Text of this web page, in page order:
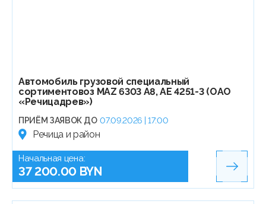
Автомобиль грузовой специальный
сортиментовоз МАZ 6303 А8, АЕ 4251-3 (ОАО
«Речицадрев»)
ПРИЁМ ЗАЯВОК ДО 07.09.2026 | 17:00
Речица и район
Начальная цена:
37 200.00 BYN